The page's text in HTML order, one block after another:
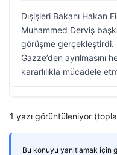
Dışişleri Bakanı Hakan
Muhammed Derviş
görüşme gerçekleştirdi.
Gazze’den ayrılmasını
kararlılıkla mücadele
1 yazı görüntüleniyor
Bu konuyu yanıtlamak için